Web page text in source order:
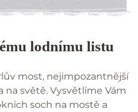
lodnímu listu
most, nejimpozantnější
světě. Vysvětlíme Vám
soch na mostě a